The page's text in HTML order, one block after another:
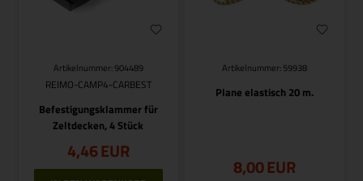
Artikelnummer: 904489
REIMO-CAMP4-CARBEST
Befestigungsklammer für
Zeltdecken, 4 Stück
4,46EUR
Artikelnummer: 59938
Plane elastisch 20 m.
8,00EUR